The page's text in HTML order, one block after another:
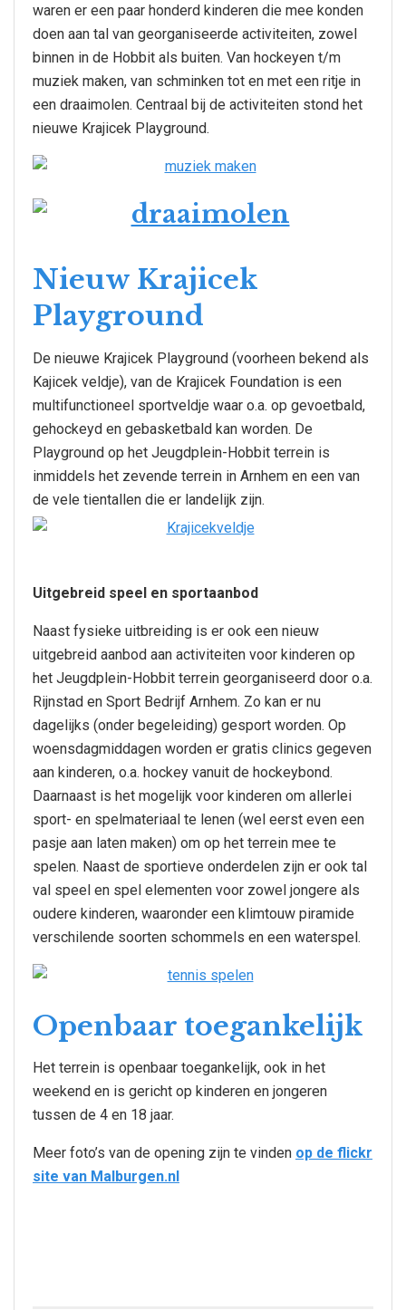
waren er een paar honderd kinderen die mee konden
doen aan tal van georganiseerde activiteiten, zowel
binnen in de Hobbit als buiten. Van hockeyen t/m
muziek maken, van schminken tot en met een ritje in
een draaimolen. Centraal bij de activiteiten stond het
nieuwe Krajicek Playground.
Nieuw Krajicek
Playground
De nieuwe Krajicek Playground (voorheen bekend als
Kajicek veldje), van de Krajicek Foundation is een
multifunctioneel sportveldje waar o.a. op gevoetbald,
gehockeyd en gebasketbald kan worden. De
Playground op het Jeugdplein-Hobbit terrein is
inmiddels het zevende terrein in Arnhem en een van
de vele tientallen die er landelijk zijn.
Uitgebreid speel en sportaanbod
Naast fysieke uitbreiding is er ook een nieuw
uitgebreid aanbod aan activiteiten voor kinderen op
het Jeugdplein-Hobbit terrein georganiseerd door o.a.
Rijnstad en Sport Bedrijf Arnhem. Zo kan er nu
dagelijks (onder begeleiding) gesport worden. Op
woensdagmiddagen worden er gratis clinics gegeven
aan kinderen, o.a. hockey vanuit de hockeybond.
Daarnaast is het mogelijk voor kinderen om allerlei
sport- en spelmateriaal te lenen (wel eerst even een
pasje aan laten maken) om op het terrein mee te
spelen. Naast de sportieve onderdelen zijn er ook tal
val speel en spel elementen voor zowel jongere als
oudere kinderen, waaronder een klimtouw piramide
verschilende soorten schommels en een waterspel.
Openbaar toegankelijk
Het terrein is openbaar toegankelijk, ook in het
weekend en is gericht op kinderen en jongeren
tussen de 4 en 18 jaar.
Meer foto’s van de opening zijn te vinden op de flickr
site van Malburgen.nl